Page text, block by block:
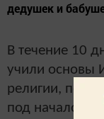
дедушек и
В течение 10
учили основы
религии,
под началом